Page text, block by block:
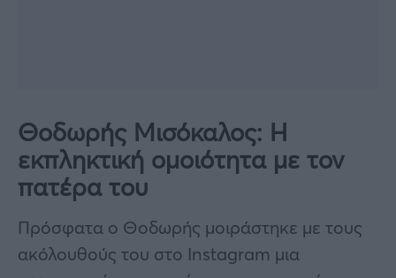
Θοδωρής Μισόκαλος: Η
εκπληκτική ομοιότητα με τον
πατέρα του
Πρόσφατα ο Θοδωρής μοιράστηκε με τους
ακόλουθούς του στο Instagram μια